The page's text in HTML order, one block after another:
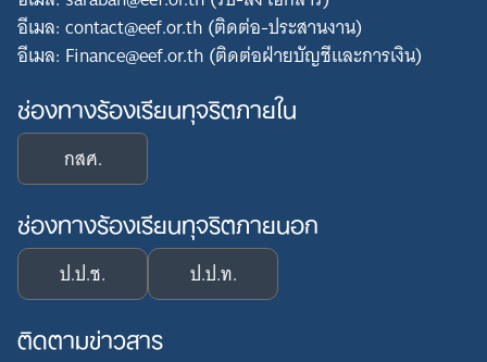
อีเมล: contact@eef.or.th (ติดต่อ-ประสานงาน)
อีเมล: Finance@eef.or.th (ติดต่อฝ่ายบัญชีและการเงิน)
ช่องทางร้องเรียนทุจริตภายใน
กสศ.
ช่องทางร้องเรียนทุจริตภายนอก
ป.ป.ช. ป.ป.ท.
ติดตามข่าวสาร